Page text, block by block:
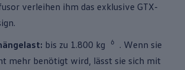
verleihen ihm das exklusive GTX-
bis zu 1.800 kg 6
. Wenn sie
mehr benötigt wird, lässt sie sich mit